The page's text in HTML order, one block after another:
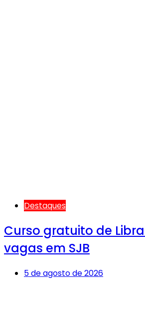
Destaques
Curso gratuito de
vagas em SJB
5 de agosto de 2026